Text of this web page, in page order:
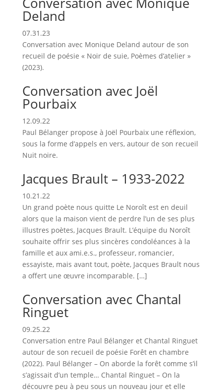
Deland
07.31.23
Conversation avec Monique Deland autour de son
recueil de poésie « Noir de suie, Poèmes d’atelier »
(2023).
Conversation avec Joël
Pourbaix
12.09.22
Paul Bélanger propose à Joël Pourbaix une réflexion,
sous la forme d’appels en vers, autour de son recueil
Nuit noire.
Jacques Brault – 1933-2022
10.21.22
Un grand poète nous quitte Le Noroît est en deuil
alors que la maison vient de perdre l’un de ses plus
illustres poètes, Jacques Brault. L’équipe du Noroît
souhaite offrir ses plus sincères condoléances à la
famille et aux ami.e.s., professeur, romancier,
essayiste, mais avant tout, poète, Jacques Brault nous
a offert une œuvre incomparable. […]
Conversation avec Chantal
Ringuet
09.25.22
Conversation entre Paul Bélanger et Chantal Ringuet
autour de son recueil de poésie Forêt en chambre
(2022). Paul Bélanger – On aborde la forêt comme s’il
s’agissait d’un temple… Chantal Ringuet – On la
découvre peu à peu sous un nouveau jour et elle